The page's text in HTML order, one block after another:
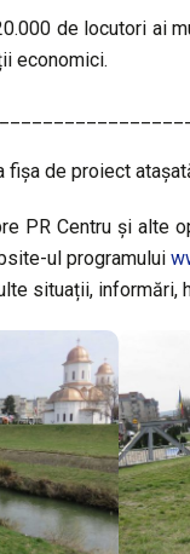
de locutori ai
economici.
fișa de proiect
PR Centru și alte
ul programului
situații,